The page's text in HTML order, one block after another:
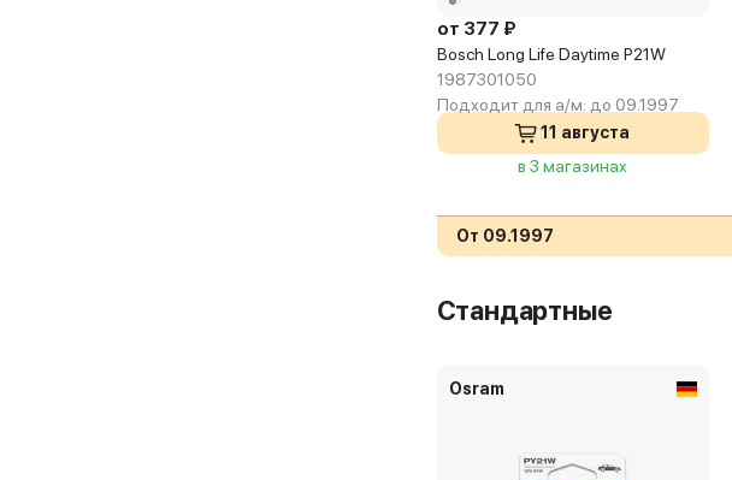
от 377 ₽
Bosch Long Life Daytime P21W
1987301050
Подходит для а/м: до 09.1997
11 августа
в 3 магазинах
От 09.1997
Стандартные
Osram